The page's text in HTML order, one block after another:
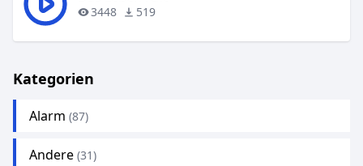
3448 519
Kategorien
Alarm (87)
Andere (31)